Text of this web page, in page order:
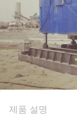
품
질
관
리
연
제품 설명